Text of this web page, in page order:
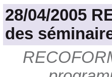
28/04/2005
des